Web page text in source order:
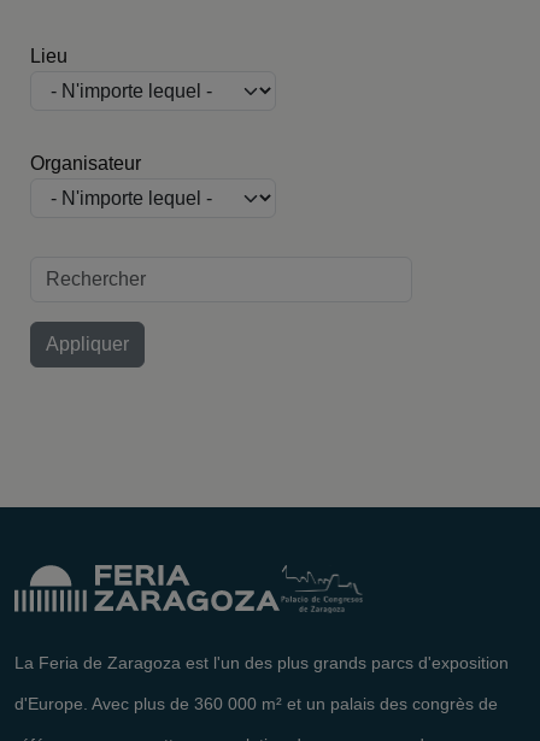
Lieu
Organisateur
La Feria de Zaragoza est l'un des plus grands parcs d'exposition
d'Europe. Avec plus de 360 000 m² et un palais des congrès de